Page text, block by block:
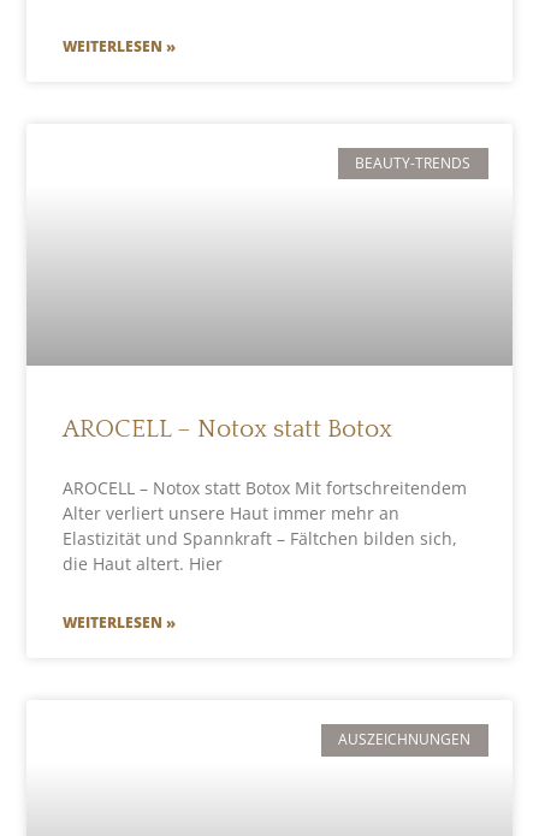
WEITERLESEN »
BEAUTY-TRENDS
AROCELL – Notox statt Botox
AROCELL – Notox statt Botox Mit fortschreitendem
Alter verliert unsere Haut immer mehr an
Elastizität und Spannkraft – Fältchen bilden sich,
die Haut altert. Hier
WEITERLESEN »
AUSZEICHNUNGEN